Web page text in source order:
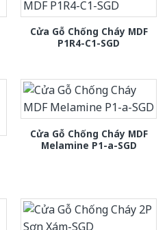
Cửa Gỗ Chống Cháy MDF
P1R4-C1-SGD
Cửa Gỗ Chống Cháy MDF
Melamine P1-a-SGD